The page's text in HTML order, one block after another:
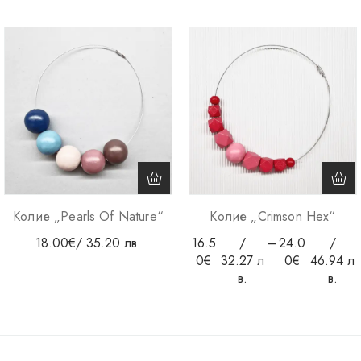
Колие „Pearls Of Nature“
18.00€/ 35.20 лв.
Колие „Crimson Hex“
16.5
0€
/
32.27 л
в.
–24.0
0€
/
46.94 л
в.